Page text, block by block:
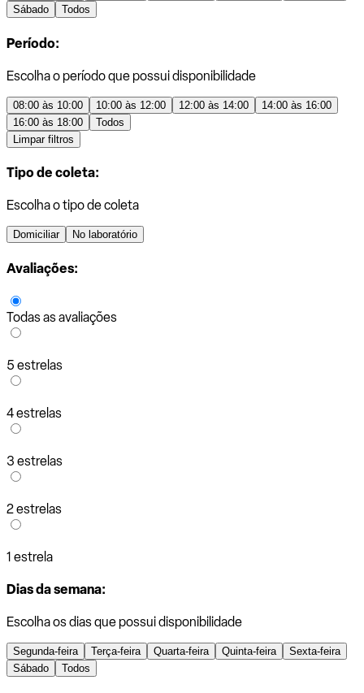
Sábado
Todos
Período:
Escolha o período que possui disponibilidade
08:00 às 10:00 10:00 às 12:00 12:00 às 14:00
14:00 às 16:00
16:00 às 18:00
Todos
Limpar filtros
Tipo de coleta:
Escolha o tipo de coleta
Domiciliar No laboratório
Avaliações:
Todas as avaliações
5 estrelas
4 estrelas
3 estrelas
2 estrelas
1 estrela
Dias da semana:
Escolha os dias que possui disponibilidade
Segunda-feira Terça-feira Quarta-feira Quinta-feira
Sexta-feira
Sábado
Todos